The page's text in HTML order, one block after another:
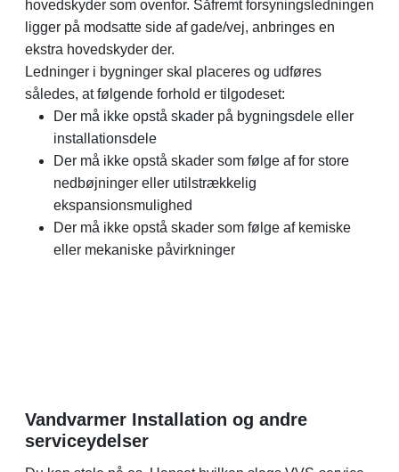
hovedskyder som ovenfor. Såfremt forsyningsledningen
ligger på modsatte side af gade/vej, anbringes en
ekstra hovedskyder der.
Ledninger i bygninger skal placeres og udføres
således, at følgende forhold er tilgodeset:
Der må ikke opstå skader på bygningsdele eller
installationsdele
Der må ikke opstå skader som følge af for store
nedbøjninger eller utilstrækkelig
ekspansionsmulighed
Der må ikke opstå skader som følge af kemiske
eller mekaniske påvirkninger
Vandvarmer Installation og andre
serviceydelser